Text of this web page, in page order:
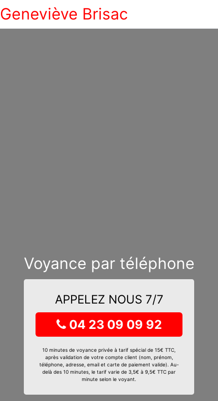
Geneviève Brisac
Voyance par téléphone
APPELEZ NOUS 7/7
04 23 09 09 92
10 minutes de voyance privée à tarif spécial de 15€ TTC,
après validation de votre compte client (nom, prénom,
téléphone, adresse, email et carte de paiement valide). Au-
delà des 10 minutes, le tarif varie de 3,5€ à 9,5€ TTC par
minute selon le voyant.